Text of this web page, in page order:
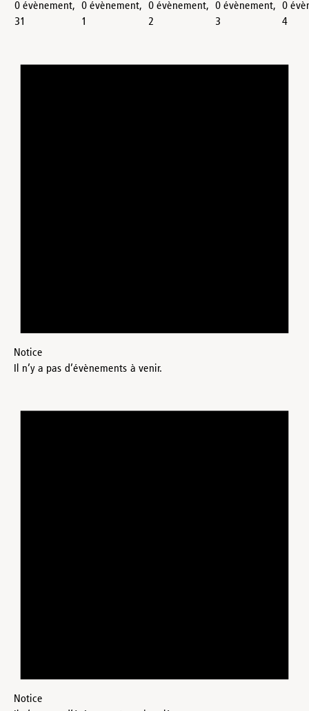
0 évènement,
31
0 évènement,
1
0 évènement,
2
0 évènement,
3
0
4
Notice
Il n’y a pas d’évènements à venir.
Notice